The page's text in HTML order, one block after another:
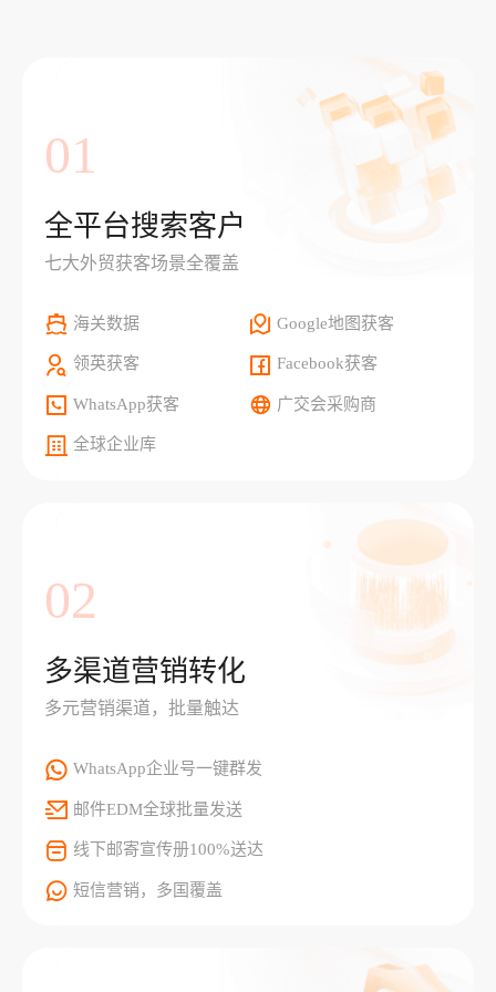
01
全平台搜索客户
七大外贸获客场景全覆盖
海关数据 Google地图获客
领英获客 Facebook获客
WhatsApp获客 广交会采购商
全球企业库
02
多渠道营销转化
多元营销渠道，批量触达
WhatsApp企业号一键群发
邮件EDM全球批量发送
线下邮寄宣传册100%送达
短信营销，多国覆盖